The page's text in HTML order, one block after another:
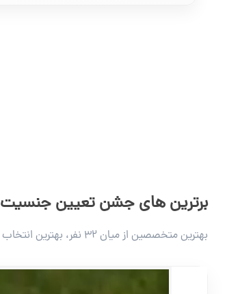
برترین های جشن تعیین جنسیت
بهترین متخصصین از میان ۳۲ نفر، بهترین انتخاب ها برای شما